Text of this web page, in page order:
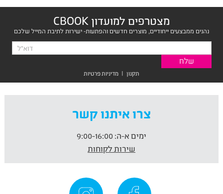
מצטרפים למועדון CBOOK
נהנים ממבצעים ייחודיים, מוצרים חדשים והפתעות- ישירות לתיבת המייל שלכם
תקנון | מדיניות פרטיות
צרו איתנו קשר
ימים א-ה:
שירות לקוחות